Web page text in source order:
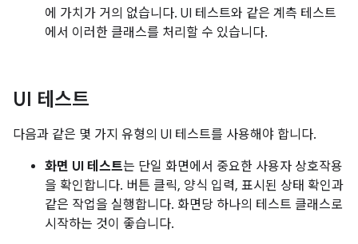
에 가치가 거의 없습니다. UI 테스트와 같은 계측 테스트
에서 이러한 클래스를 처리할 수 있습니다.
UI 테스트
다음과 같은 몇 가지 유형의 UI 테스트를 사용해야 합니다.
화면 UI 테스트는 단일 화면에서 중요한 사용자 상호작용
을 확인합니다. 버튼 클릭, 양식 입력, 표시된 상태 확인과
같은 작업을 실행합니다. 화면당 하나의 테스트 클래스로
시작하는 것이 좋습니다.